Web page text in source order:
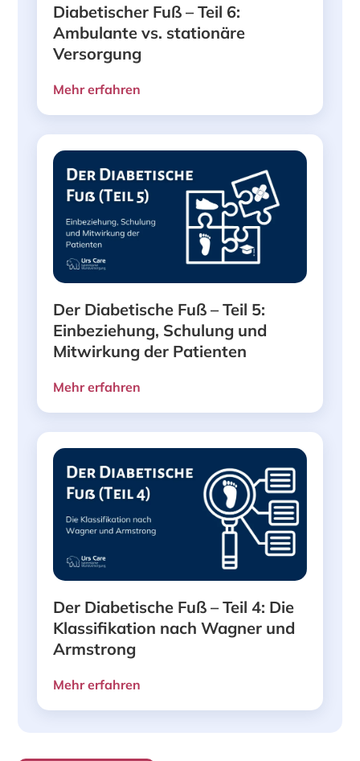
Diabetischer Fuß – Teil 6:
Ambulante vs. stationäre
Versorgung
Mehr erfahren
Der Diabetische Fuß – Teil 5:
Einbeziehung, Schulung und
Mitwirkung der Patienten
Mehr erfahren
Der Diabetische Fuß – Teil 4: Die
Klassifikation nach Wagner und
Armstrong
Mehr erfahren